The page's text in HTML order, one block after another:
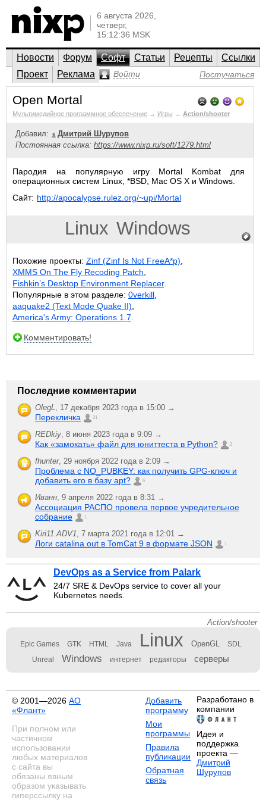
6 августа 2026,
четверг,
15:12:36 MSK
Новости Форум Софт Статьи Рецепты
Ссылки
Проект
Реклама Войти Постучаться
Open Mortal
Мультимедийное программное обеспечение → Игры → Action/shooter
Добавил:
Дмитрий Шурупов
Постоянная ссылка: https://www.nixp.ru/soft/1279.html
Пародия на популярную игру Mortal Kombat для
операционных систем Linux, *BSD, Mac OS X и Windows.
Сайт: http://apocalypse.rulez.org/~upi/Mortal
Linux Windows
Похожие проекты: Zinf (Zinf Is Not FreeA*p)
XMMS On The Fly Recoding Patch
Fishkin’s Desktop Environment Replacer.
Популярные в этом разделе: 0verkill
aaquake2 (Text Mode Quake II)
America's Army: Operations 1.7
Комментировать!
Последние комментарии
OlegL, 17 декабря 2023 года в 15:00 →
Перекличка 21
REDkiy, 8 июня 2023 года в 9:09 →
Как «замокать» файл для юниттеста в Python? 2
fhunter, 29 ноября 2022 года в 2:09 →
Проблема с NO_PUBKEY: как получить GPG-ключ и
добавить его в базу apt?
6
Иванн, 9 апреля 2022 года в 8:31 →
Ассоциация РАСПО провела первое учредительное
собрание
1
Kiri11.ADV1, 7 марта 2021 года в 12:01 →
Логи catalina.out в TomCat 9 в формате JSON 1
DevOps as a Service from Palark
24/7 SRE & DevOps service to cover all your
Kubernetes needs.
Action/shooter
Epic Games GTK HTML Java Linux OpenGL SDL
Unreal Windows интернет редакторы серверы
© 2001—2026 АО
«Флант»
При полном или
частичном
использовании
любых материалов
с сайта вы
обязаны явным
образом указывать
гиперссылку на
Добавить
программу
Мои
программы
Правила
публикации
Обратная
связь
Разработано в
компании
Идея и
поддержка
проекта —
Дмитрий
Шурупов